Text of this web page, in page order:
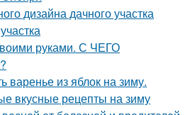
дизайна дачного участка
руками. С ЧЕГО
варенье из яблок на зиму.
вкусные рецепты на зиму